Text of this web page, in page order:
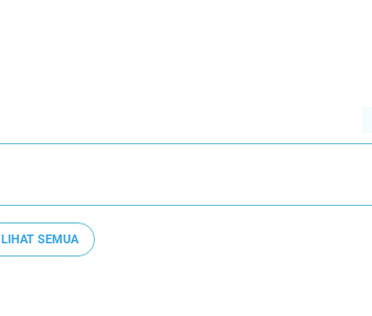
LIHAT SEMUA